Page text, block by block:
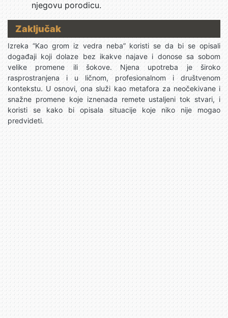
njegovu porodicu.
Zaključak
Izreka “Kao grom iz vedra neba” koristi se da bi se opisali
događaji koji dolaze bez ikakve najave i donose sa sobom
velike promene ili šokove. Njena upotreba je široko
rasprostranjena i u ličnom, profesionalnom i društvenom
kontekstu. U osnovi, ona služi kao metafora za neočekivane i
snažne promene koje iznenada remete ustaljeni tok stvari, i
koristi se kako bi opisala situacije koje niko nije mogao
predvideti.